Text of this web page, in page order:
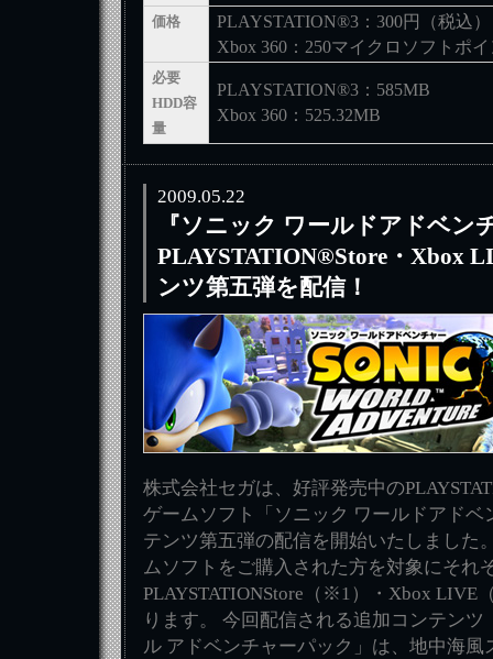
価格
PLAYSTATION®3：300円（税込）
Xbox 360：250マイクロソフトポ
必要
HDD容
量
PLAYSTATION®3：585MB
Xbox 360：525.32MB
2009.05.22
『ソニック ワールドアドベン
PLAYSTATION®Store・Xbox
ンツ第五弾を配信！
株式会社セガは、好評発売中の
ゲームソフト「ソニック ワールドアドベ
テンツ第五弾の配信を開始いたしました
ムソフトをご購入された方を対象にそれ
PLAYSTATIONStore（※1）・Xbox LIVE
ります。 今回配信される追加コンテン
ル アドベンチャーパック」は、地中海風